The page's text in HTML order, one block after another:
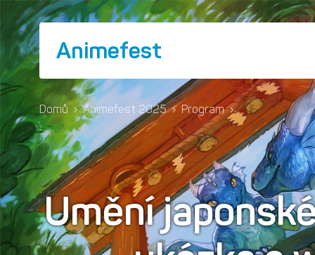
Animefest
Domů › Animefest 2025 › Program ›
Umění